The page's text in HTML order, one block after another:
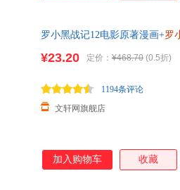
李 威尔逊奖得主，中国古生物
国内外共 20 种恐龙的 100+ 知
罗小黑战记12电影原著漫画+罗
¥23.20 定价： ¥468.70 (0.5折)
文轩网旗舰店
1194条评论
加入购物车 收藏